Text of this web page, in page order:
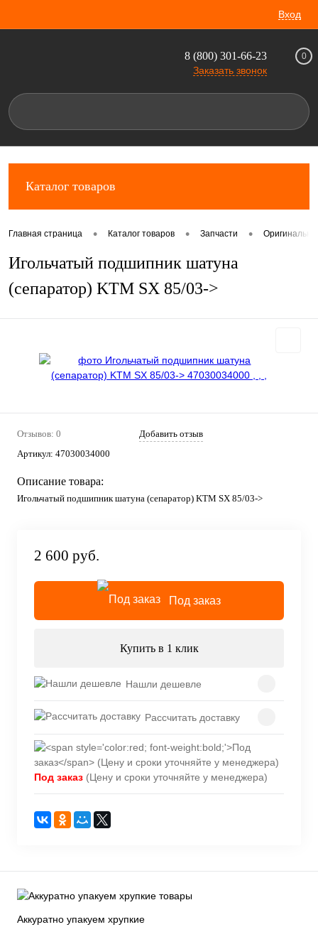
Вход
8 (800) 301-66-23
Заказать звонок
0
Каталог товаров
Главная страница • Каталог товаров • Запчасти •
Игольчатый подшипник шатуна
(сепаратор) KTM SX 85/03->
Отзывов: 0
Добавить отзыв
Артикул: 47030034000
Описание товара:
Игольчатый подшипник шатуна (сепаратор) KTM SX 85/03->
2 600 руб.
Под заказ
Купить в 1 клик
Нашли дешевле
Рассчитать доставку
Под заказ (Цену и сроки уточняйте у менеджера)
Аккуратно упакуем хрупкие